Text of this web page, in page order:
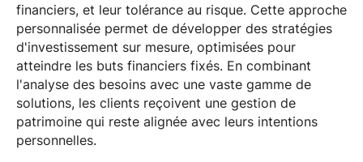
financiers, et leur tolérance au risque. Cette approche
personnalisée permet de développer des stratégies
d'investissement sur mesure, optimisées pour
atteindre les buts financiers fixés. En combinant
l'analyse des besoins avec une vaste gamme de
solutions, les clients reçoivent une gestion de
patrimoine qui reste alignée avec leurs intentions
personnelles.